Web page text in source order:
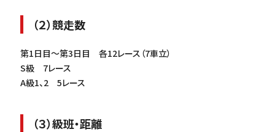
（２）競走数
第1日目～第3日目 各12レース（7車立）
S級 7レース
A級1、2 5レース
（３）級班・距離